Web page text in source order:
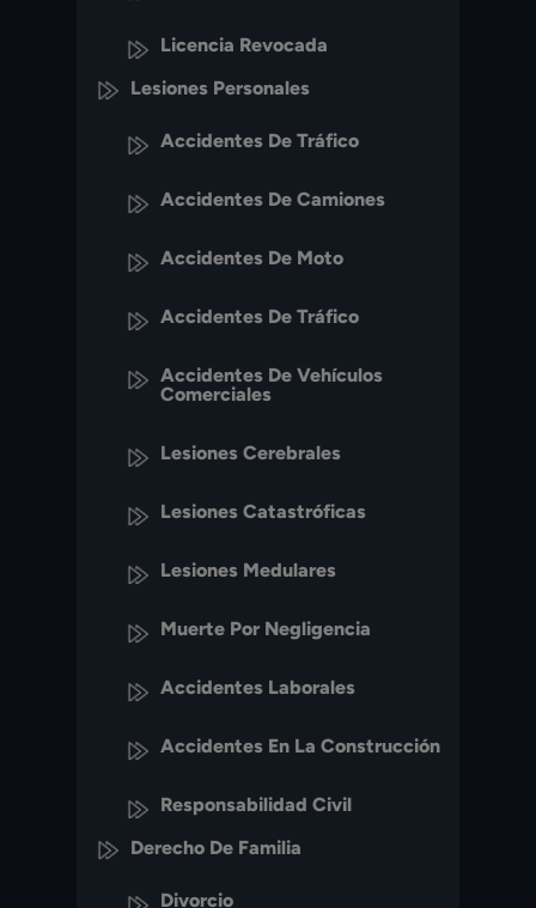
Licencia Revocada
Lesiones Personales
Accidentes De Tráfico
Accidentes De Camiones
Accidentes De Moto
Accidentes De Tráfico
Accidentes De Vehículos
Comerciales
Lesiones Cerebrales
Lesiones Catastróficas
Lesiones Medulares
Muerte Por Negligencia
Accidentes Laborales
Accidentes En La Construcción
Responsabilidad Civil
Derecho De Familia
Divorcio